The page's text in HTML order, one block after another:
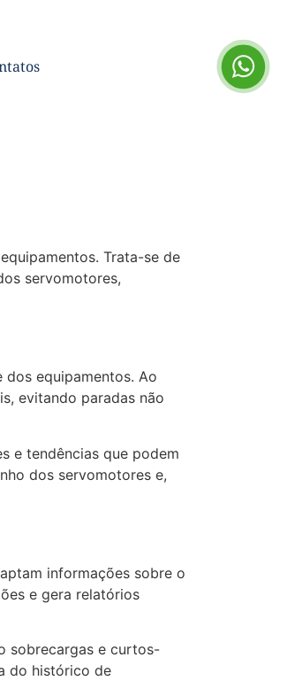
Trata-se de
servomotores,
equipamentos. Ao
evitando paradas não
e tendências que podem
dos servomotores e,
informações sobre o
e gera relatórios
sobrecargas e curtos-
do histórico de